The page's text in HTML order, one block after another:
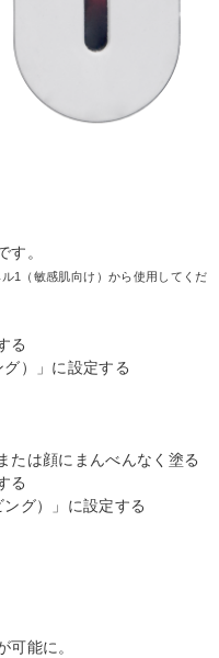
す。
1（敏感肌向け）から使用してくだ
る
）」に設定する
たは顔にまんべんなく塗る
る
グ）」に設定する
可能に。